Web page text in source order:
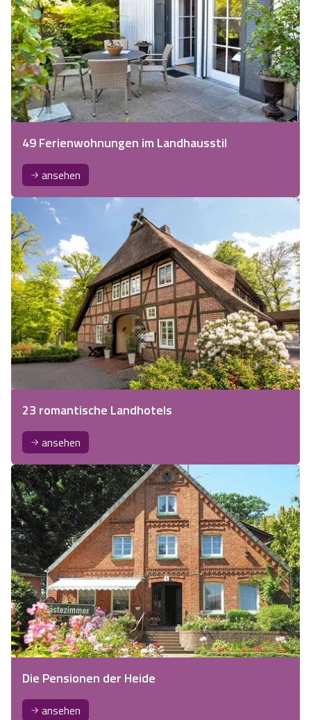
49 Ferienwohnungen im Landhausstil
ansehen
23 romantische Landhotels
ansehen
Die Pensionen der Heide
ansehen